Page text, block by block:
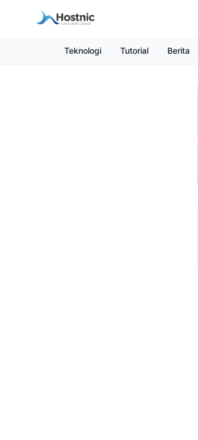
Teknologi Tutorial Berita